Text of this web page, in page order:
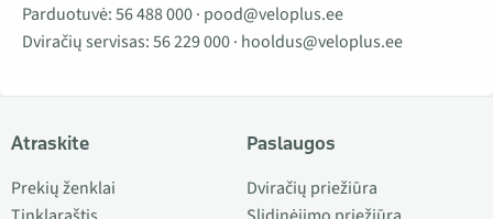
Parduotuvė:56 488 000· pood@veloplus.ee
Dviračių servisas:56 229 000· hooldus@veloplus.ee
Atraskite
Prekių ženklai
Paslaugos
Dviračių priežiūra